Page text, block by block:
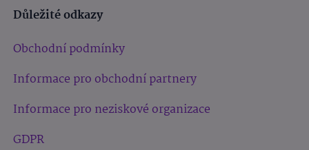
Důležité odkazy
Obchodní podmínky
Informace pro obchodní partnery
Informace pro neziskové organizace
GDPR